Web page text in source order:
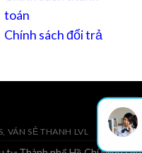
toán
Chính sách đổi trả
VÁN SẺ THANH LVL GIỚI